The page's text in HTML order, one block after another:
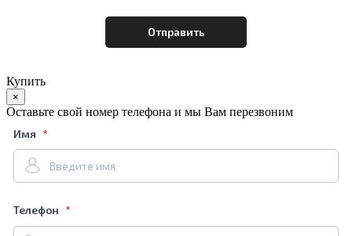
Купить
×
Оставьте свой номер телефона и мы Вам перезвоним
Имя
Телефон